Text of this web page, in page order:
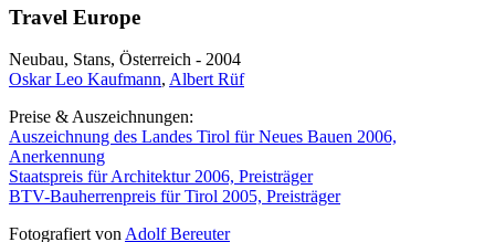
Travel Europe
Neubau, Stans, Österreich - 2004
Oskar Leo Kaufmann, Albert Rüf
Preise & Auszeichnungen:
Auszeichnung des Landes Tirol für Neues Bauen 2006,
Anerkennung
Staatspreis für Architektur 2006, Preisträger
BTV-Bauherrenpreis für Tirol 2005, Preisträger
Fotografiert vonAdolf Bereuter